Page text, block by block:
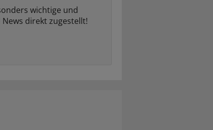
wichtige und
direkt zugestellt!